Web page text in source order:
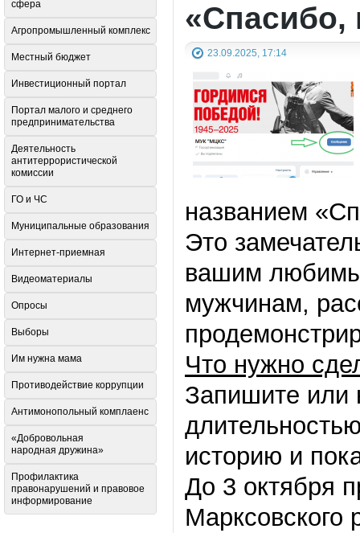
«Спасибо,
23.09.2025, 17:14
названием
Это
вашим
мужчинам,
Что нужно
Запишите или
историю и
До 3 октября
Марксовского
сфера
Агропромышленный комплекс
Местный бюджет
Инвестиционный портал
Портал малого и среднего
предпринимательства
Деятельность
антитеррористической
комиссии
ГО и ЧС
Муниципальные образования
Интернет-приемная
Видеоматериалы
Опросы
Выборы
Им нужна мама
Противодействие коррупции
Антимонопольный комплаенс
«Добровольная
народная дружина»
Профилактика
правонарушений и правовое
информирование